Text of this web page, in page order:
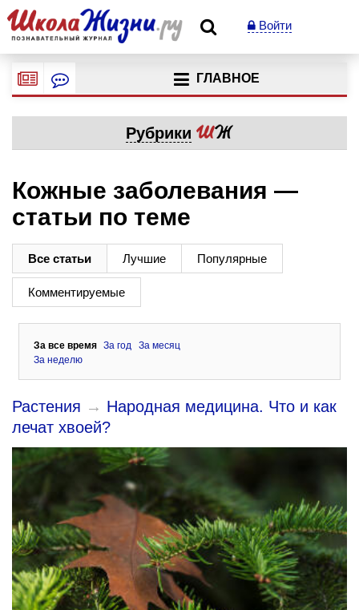
Войти
ГЛАВНОЕ
Рубрики
Кожные заболевания —
статьи по теме
Все статьи Лучшие Популярные
Комментируемые
За все время За год
За месяц
За неделю
Растения → Народная медицина. Что и как
лечат хвоей?